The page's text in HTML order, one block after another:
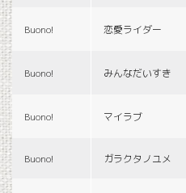
Buono! 恋愛ライダー
Buono! みんなだいすき
Buono! マイラブ
Buono! ガラクタノユメ